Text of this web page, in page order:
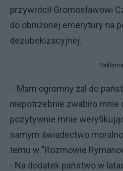
przywrócił Gromosławowi
do obniżonej emerytury na
dezubekizacyjnej.
Reklama
- Mam ogromny żal do
niepotrzebnie zwabiło mnie
pozytywnie mnie
samym świadectwo
temu w "Rozmowie
- Na dodatek państwo w